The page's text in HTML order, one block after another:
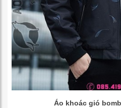
Áo khoác gió